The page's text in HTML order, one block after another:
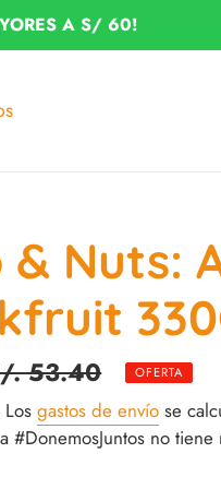
A S/ 60!
& Nuts:
. 53.40 OFERTA
gastos de envío se
#DonemosJuntos no